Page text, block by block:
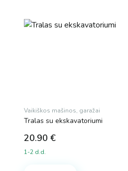
Vaikiškos mašinos, garažai
Tralas su ekskavatoriumi
20.90 €
1-2 d.d.